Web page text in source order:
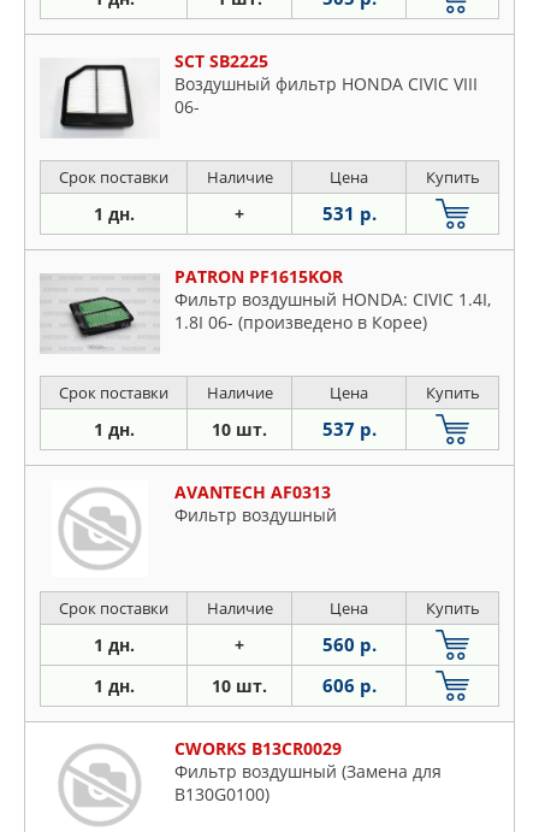
SCT SB2225
Воздушный фильтр HONDA CIVIC VIII
06-
Срок поставки Наличие Цена Купить
1 дн. + 531 р.
PATRON PF1615KOR
Фильтр воздушный HONDA: CIVIC 1.4I,
1.8I 06- (произведено в Корее)
Срок поставки Наличие Цена Купить
1 дн. 10 шт. 537 р.
AVANTECH AF0313
Фильтр воздушный
Срок поставки Наличие Цена Купить
1 дн. + 560 р.
1 дн. 10 шт. 606 р.
CWORKS B13CR0029
Фильтр воздушный (Замена для
B130G0100)